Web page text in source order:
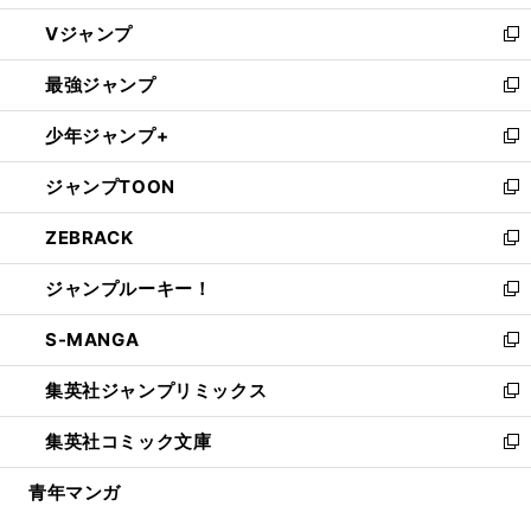
ウ
ィ
ン
ド
ウ
で
開
く
し
い
ウ
ィ
ン
ド
ウ
で
開
く
Vジャンプ
新
し
い
ウ
ィ
ン
ド
ウ
で
開
く
最強ジャンプ
新
し
い
ウ
ィ
ン
ド
ウ
で
開
く
少年ジャンプ+
新
し
い
ウ
ィ
ン
ド
ウ
で
開
く
ジャンプTOON
新
し
い
ウ
ィ
ン
ド
ウ
で
開
く
ZEBRACK
新
し
い
ウ
ィ
ン
ド
ウ
で
開
ジャンプルーキー！
新
し
い
ウ
ィ
ン
ド
ウ
S-MANGA
新
し
い
ウ
ィ
ン
集英社ジャンプリミックス
新
し
い
ウ
集英社コミック文庫
新
し
青年マンガ